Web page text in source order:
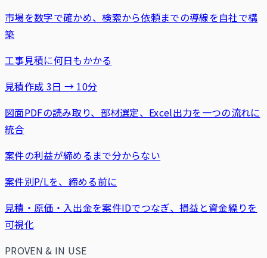
市場を数字で確かめ、検索から依頼までの導線を自社で構
築
工事見積に何日もかかる
見積作成 3日 → 10分
図面PDFの読み取り、部材選定、Excel出力を一つの流れに
統合
案件の利益が締めるまで分からない
案件別P/Lを、締める前に
見積・原価・入出金を案件IDでつなぎ、損益と資金繰りを
可視化
PROVEN & IN USE